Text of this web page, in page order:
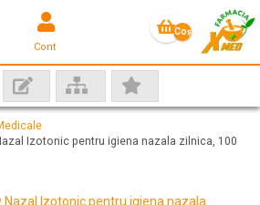
Cont
Coş
Izotonic pentru igiena nazala zilnica, 100